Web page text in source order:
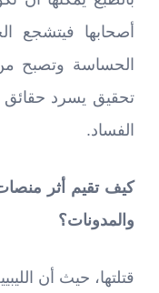
أصحابها فيتشجع
الحساسة وتصبح
تحقيق يسرد حقائق
الفساد.
كيف تقيم أثر
والمدونات؟
قتلتها، حيث أن